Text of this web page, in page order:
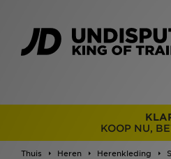
KOOP NU,
Thuis Heren Herenkleding